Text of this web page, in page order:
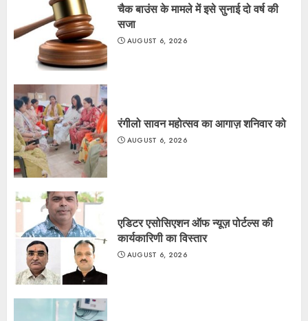
चैक बाउंस के मामले में इसे सुनाई दो वर्ष की
सजा
AUGUST 6, 2026
रंगीलो सावन महोत्सव का आगाज़ शनिवार को
AUGUST 6, 2026
एडिटर एसोसिएशन ऑफ न्यूज़ पोर्टल्स की
कार्यकारिणी का विस्तार
AUGUST 6, 2026